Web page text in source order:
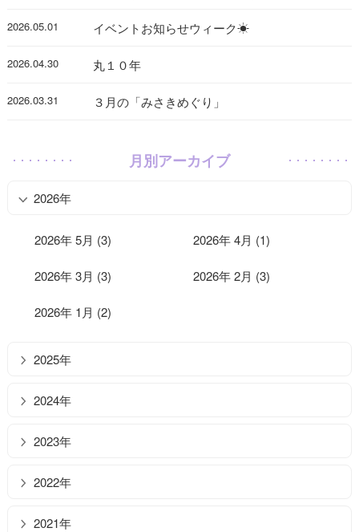
2026.05.01 イベントお知らせウィーク☀
2026.04.30 丸１０年
2026.03.31 ３月の「みさきめぐり」
月別アーカイブ
2026年
2026年 5月 (3) 2026年 4月 (1)
2026年 3月 (3) 2026年 2月 (3)
2026年 1月 (2)
2025年
2024年
2023年
2022年
2021年